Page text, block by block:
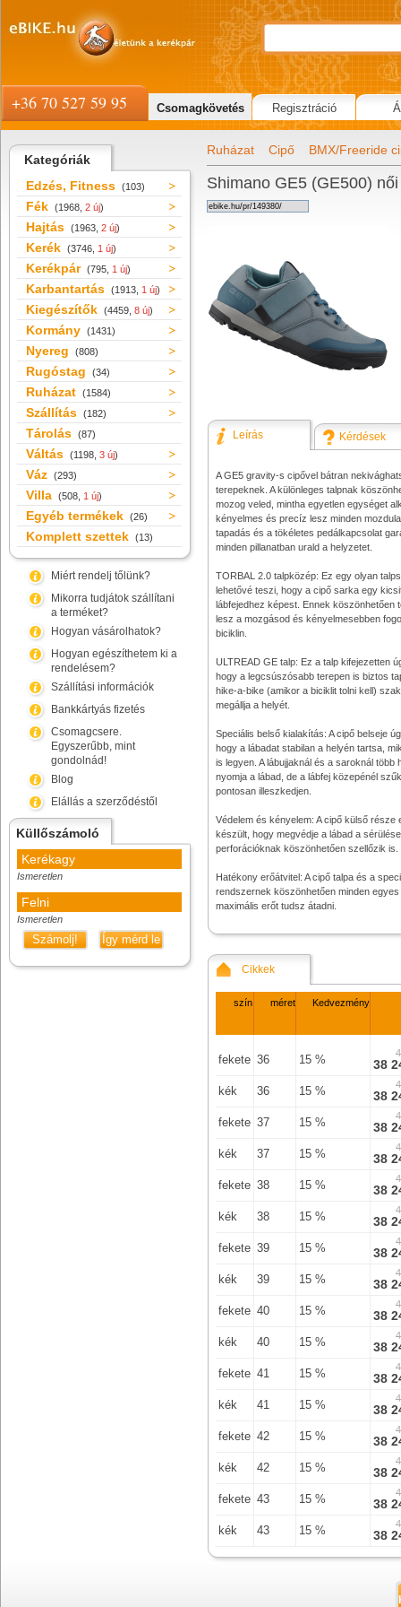
Kategóriák
Edzés, Fitness (103)
Fék (1968, 2 új)
Hajtás (1963, 2 új)
Kerék (3746, 1 új)
Kerékpár (795, 1 új)
Karbantartás (1913, 1 új)
Kiegészítők (4459, 8 új)
Kormány (1431)
Nyereg (808)
Rugóstag (34)
Ruházat (1584)
Szállítás (182)
Tárolás (87)
Váltás (1198, 3 új)
Váz (293)
Villa (508, 1 új)
Egyéb termékek (26)
Komplett szettek (13)
Miért rendelj tőlünk?
Mikorra tudjátok szállítani
a terméket?
Hogyan vásárolhatok?
Hogyan egészíthetem ki a
rendelésem?
Szállítási információk
Bankkártyás fizetés
Csomagcsere.
Egyszerűbb, mint
gondolnád!
Blog
Elállás a szerződéstől
Küllőszámoló
Kerékagy
Ismeretlen
Felni
Ismeretlen
Számolj! Így mérd le
Ruházat Cipő BMX/Freeride
Shimano GE5 (GE500)
Leírás Kérdések
A GE5 gravity-s cipővel bátran
terepeknek. A különleges talpnak
mozog veled, mintha egyetlen egységet
kényelmes és precíz lesz minden
tapadás és a tökéletes pedálkapcsolat
minden pillanatban urald a helyzetet.
TORBAL 2.0 talpközép: Ez egy olyan
lehetővé teszi, hogy a cipő sarka egy
lábfejedhez képest. Ennek köszönhetően
lesz a mozgásod és kényelmesebben
biciklin.
ULTREAD GE talp: Ez a talp kifejezetten
hogy a legcsúszósabb terepen is biztos
hike-a-bike (amikor a biciklit tolni kell)
megállja a helyét.
Speciális belső kialakítás: A cipő belseje
hogy a lábadat stabilan a helyén tartsa,
is legyen. A lábujjaknál és a saroknál több
nyomja a lábad, de a lábfej közepénél
pontosan illeszkedjen.
Védelem és kényelem: A cipő külső része
készült, hogy megvédje a lábad a
perforációknak köszönhetően szellőzik is.
Hatékony erőátvitel: A cipő talpa és a
rendszernek köszönhetően minden egyes
maximális erőt tudsz átadni.
Cikkek
szín méret Kedvezmény
fekete 36 15 % 38
kék 36 15 % 38
fekete 37 15 % 38
kék 37 15 % 38
fekete 38 15 % 38
kék 38 15 % 38
fekete 39 15 % 38
kék 39 15 % 38
fekete 40 15 % 38
kék 40 15 % 38
fekete 41 15 % 38
kék 41 15 % 38
fekete 42 15 % 38
kék 42 15 % 38
fekete 43 15 % 38
kék 43 15 % 38
+36 70 527 59 95 Csomagkövetés Regisztráció